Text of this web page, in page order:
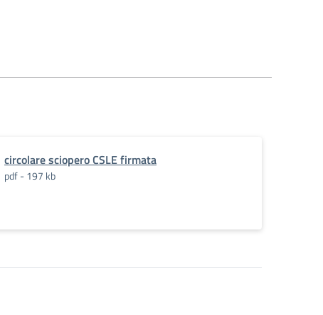
circolare sciopero CSLE firmata
pdf - 197 kb